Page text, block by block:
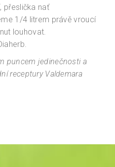
přeslička nať
1/4 litrem právě vroucí
louhovat.
puncem jedinečnosti a
receptury Valdemara